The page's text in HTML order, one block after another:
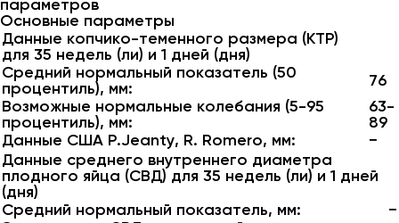
параметров
Основные параметры
Данные копчико-теменного размера (КТР)
для 35 недель (ли) и 1 дней (дня)
Средний нормальный показатель (50
процентиль), мм:
76
Возможные нормальные колебания (5-95
процентиль), мм:
63-
89
Данные США P.Jeanty, R. Romero, мм:
−
Данные среднего внутреннего диаметра
плодного яйца (СВД) для 35 недель (ли) и 1 дней
(дня)
Средний нормальный показатель, мм:
−